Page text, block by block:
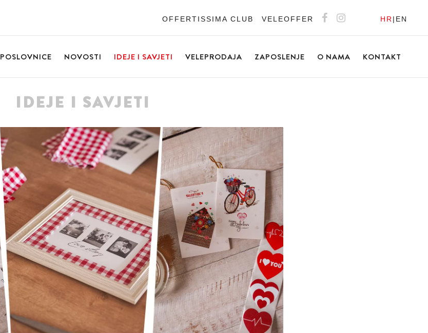
OFFERTISSIMA CLUB VELEOFFER HR | EN
POSLOVNICE NOVOSTI IDEJE I SAVJETI VELEPRODAJA ZAPOSLENJE O NAMA KONTAKT
IDEJE I SAVJETI